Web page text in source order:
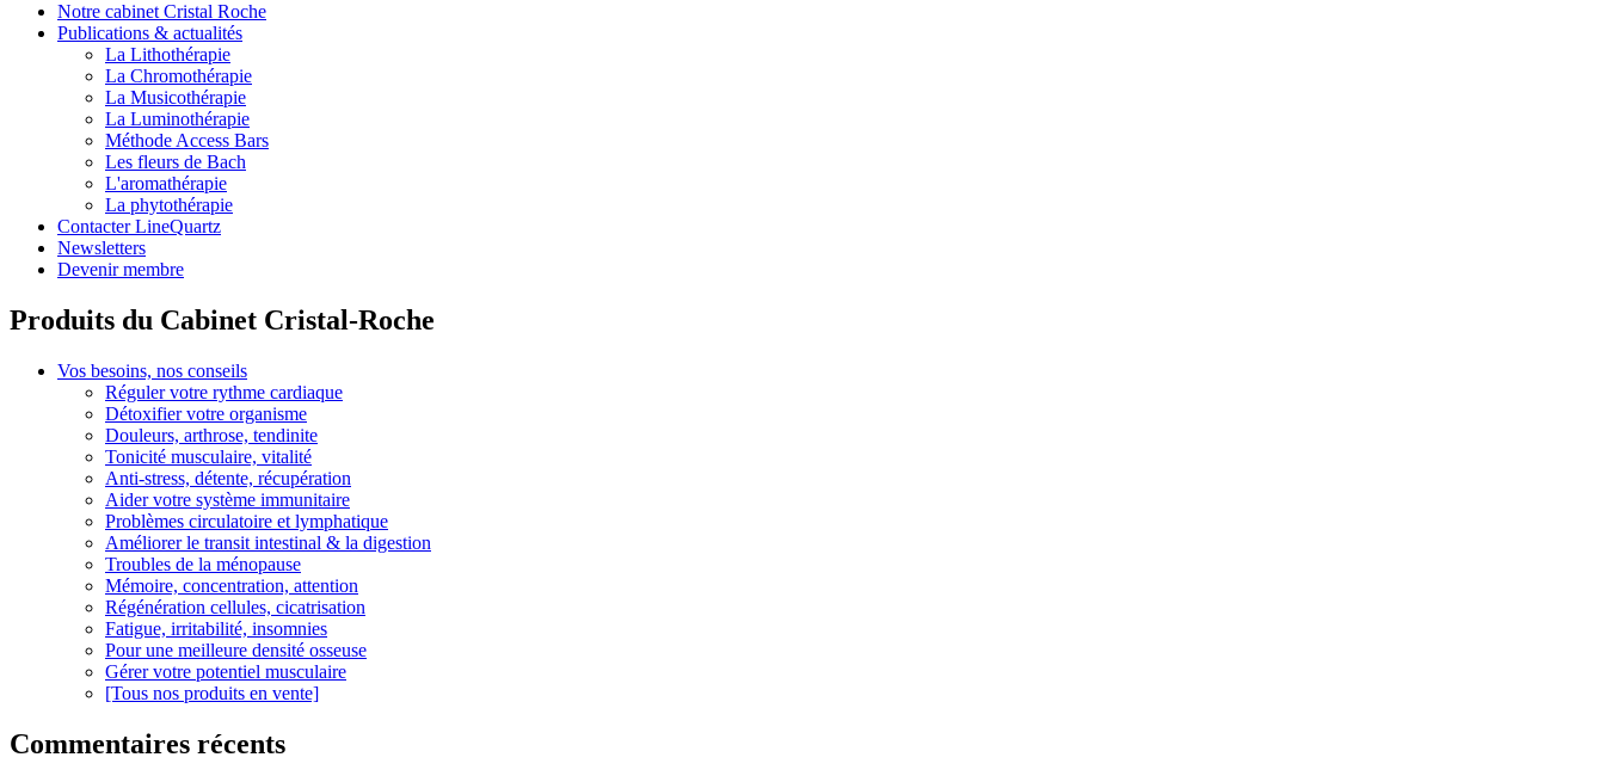
Notre cabinet Cristal Roche
Publications & actualités
La Lithothérapie
La Chromothérapie
La Musicothérapie
La Luminothérapie
Méthode Access Bars
Les fleurs de Bach
L'aromathérapie
La phytothérapie
Contacter LineQuartz
Newsletters
Devenir membre
Produits du Cabinet Cristal-Roche
Vos besoins, nos conseils
Réguler votre rythme cardiaque
Détoxifier votre organisme
Douleurs, arthrose, tendinite
Tonicité musculaire, vitalité
Anti-stress, détente, récupération
Aider votre système immunitaire
Problèmes circulatoire et lymphatique
Améliorer le transit intestinal & la digestion
Troubles de la ménopause
Mémoire, concentration, attention
Régénération cellules, cicatrisation
Fatigue, irritabilité, insomnies
Pour une meilleure densité osseuse
Gérer votre potentiel musculaire
[Tous nos produits en vente]
Commentaires récents